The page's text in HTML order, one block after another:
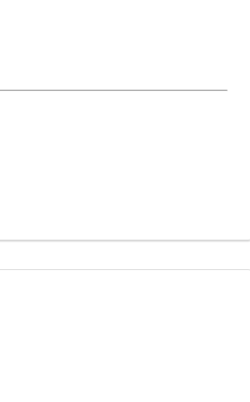
parfaitement aux familles. Le
d'eau et wc qui vous offrira de
sa cour en partie goudronnée. Le